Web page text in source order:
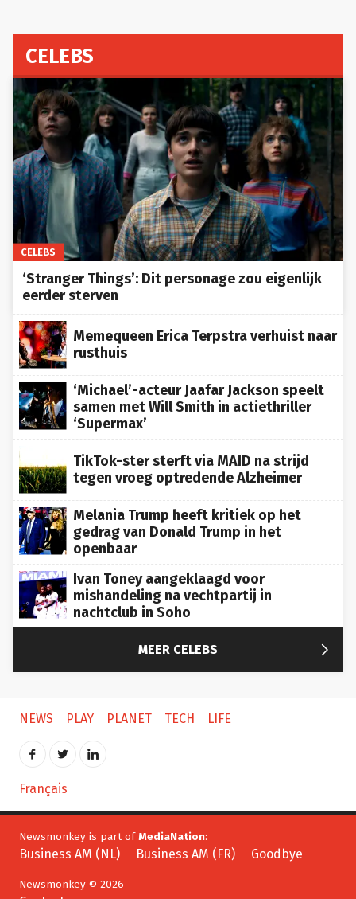
CELEBS
CELEBS
‘Stranger Things’: Dit personage zou eigenlijk
eerder sterven
Memequeen Erica Terpstra verhuist naar
rusthuis
‘Michael’-acteur Jaafar Jackson speelt
samen met Will Smith in actiethriller
‘Supermax’
TikTok-ster sterft via MAID na strijd
tegen vroeg optredende Alzheimer
Melania Trump heeft kritiek op het
gedrag van Donald Trump in het
openbaar
Ivan Toney aangeklaagd voor
mishandeling na vechtpartij in
nachtclub in Soho
MEER CELEBS 
NEWS PLAY PLANET TECH LIFE
Français
Newsmonkey is part of MediaNation
Business AM (NL) Business AM (FR) Goodbye
Newsmonkey © 2026
Contact